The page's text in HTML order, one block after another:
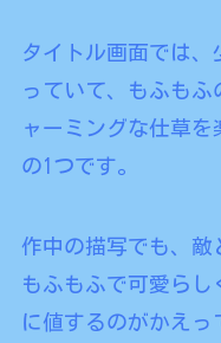
タイトル画面では、
っていて、もふも
ャーミングな仕草
の1つです。
作中の描写でも、敵
もふもふで可愛らし
に値するのがかえっ